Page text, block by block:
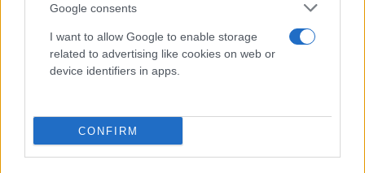
Google consents
I want to allow Google to enable storage
related to advertising like cookies on web or
device identifiers in apps.
CONFIRM
Κάνε κλικ και δες περισσότερο
Flash.grστην αναζήτηση τηςGoogle